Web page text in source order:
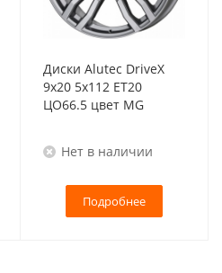
Диски Alutec DriveX
9x20 5x112 ET20
ЦО66.5 цвет MG
Нет в наличии
Подробнее